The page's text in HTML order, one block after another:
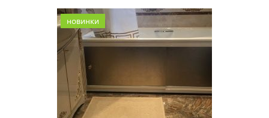
новинки